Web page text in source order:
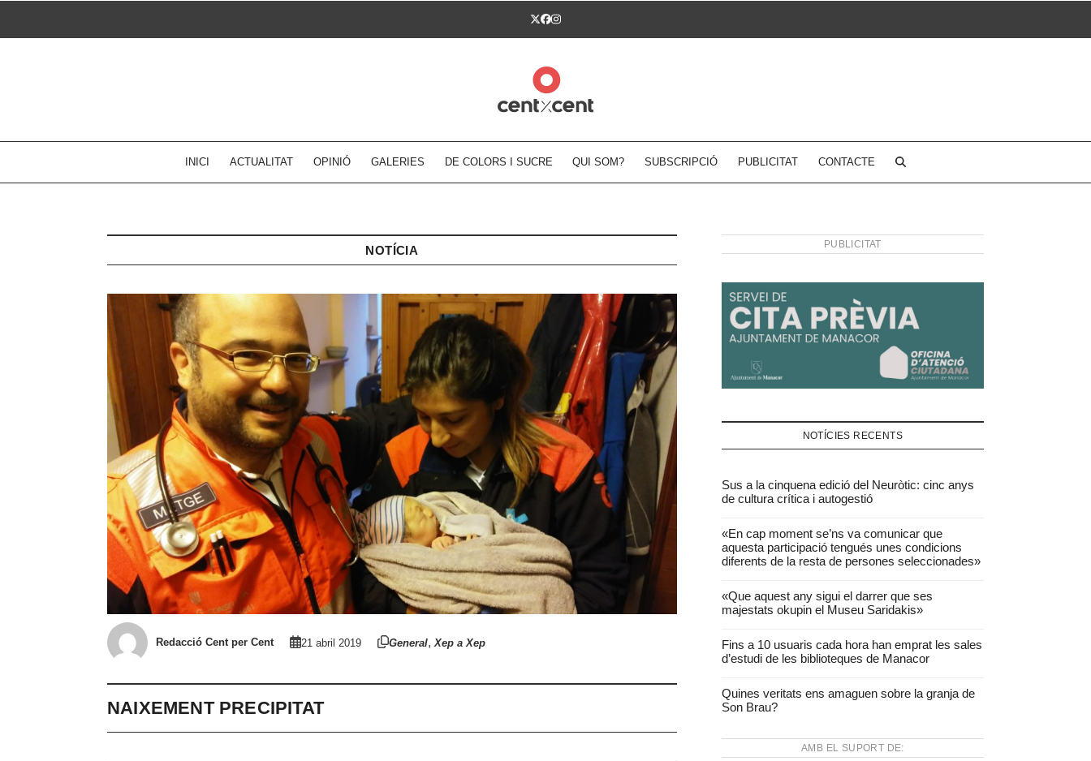
Twitter
Facebook
Instagram
INICI ACTUALITAT OPINIÓ GALERIES DE COLORS I SUCRE QUI SOM? SUBSCRIPCIÓ PUBLICITAT CONTACTE
NOTÍCIA
Redacció Cent per Cent 21 abril 2019 General, Xep a Xep
NAIXEMENT PRECIPITAT
PUBLICITAT
NOTÍCIES RECENTS
Sus a la cinquena edició del Neuròtic: cinc anys
de cultura crítica i autogestió
«En cap moment se’ns va comunicar que
aquesta participació tengués unes condicions
diferents de la resta de persones seleccionades»
«Que aquest any sigui el darrer que ses
majestats okupin el Museu Saridakis»
Fins a 10 usuaris cada hora han emprat les sales
d’estudi de les biblioteques de Manacor
Quines veritats ens amaguen sobre la granja de
Son Brau?
AMB EL SUPORT DE: